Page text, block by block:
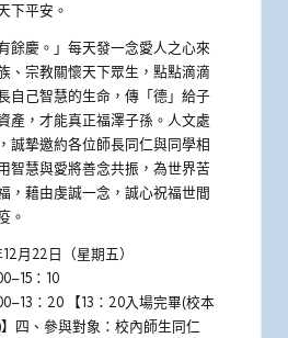
下平安。
餘慶。」每天發一念愛人之心來
、宗教關懷天下眾生，點點滴滴
自己智慧的生命，傳「德」給子
產，才能真正福澤子孫。人文處
誠摯邀約各位師長同仁與同學相
智慧與愛將善念共振，為世界苦
，藉由虔誠一念，誠心祝福世間
。
月22日（星期五）
：10
：20 【13：20入場完畢(校本
四、參與對象：校內師生同仁